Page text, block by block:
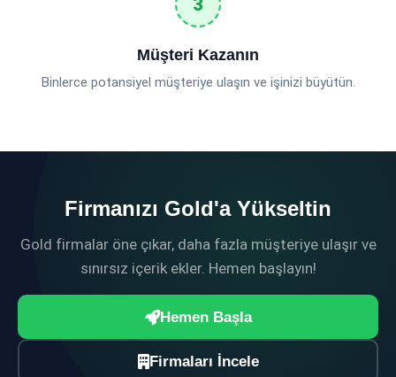
Müşteri Kazanın
Binlerce potansiyel müşteriye ulaşın ve işinizi büyütün.
Firmanızı Gold'a Yükseltin
Gold firmalar öne çıkar, daha fazla müşteriye ulaşır ve
sınırsız içerik ekler. Hemen başlayın!
Hemen Başla
Firmaları İncele